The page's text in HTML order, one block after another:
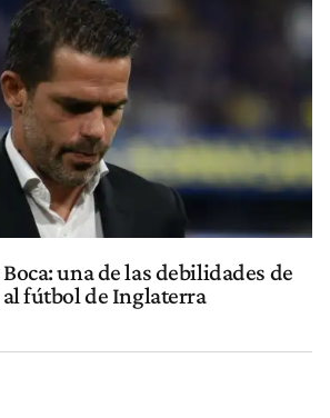
una de las debilidades de
al fútbol de Inglaterra